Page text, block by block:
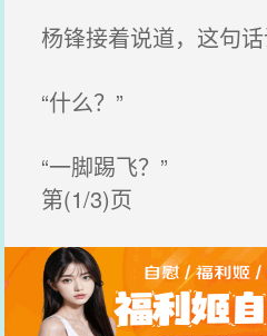
杨锋接着说道，这句话
“什么？”
“一脚踢飞？”
第(1/3)页